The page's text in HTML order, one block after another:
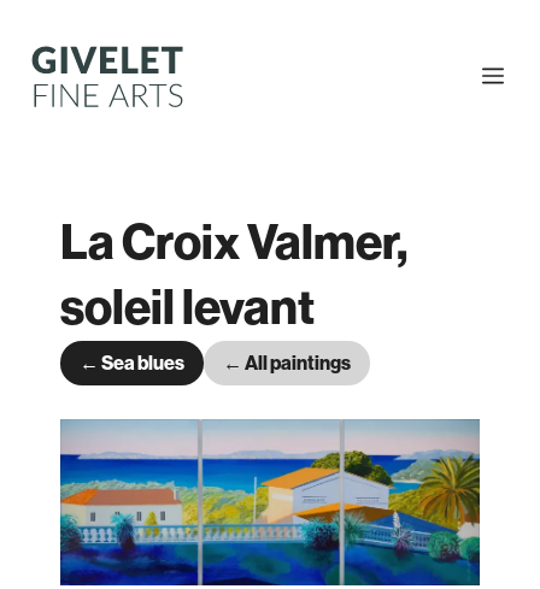
content
La Croix Valmer,
soleil levant
← Sea blues ← All paintings